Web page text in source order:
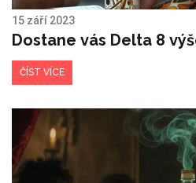
15 září 2023
Dostane vás Delta 8
ČÍST VÍCE